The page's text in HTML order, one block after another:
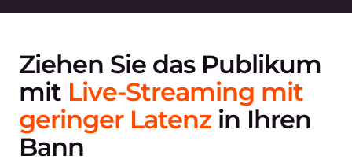
Ziehen Sie das Publikum
mit Live-Streaming mit
geringer Latenz in Ihren
Bann